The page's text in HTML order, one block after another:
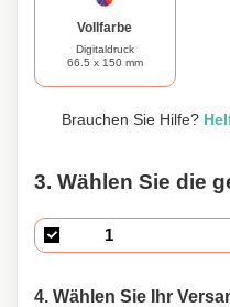
wird. Warum also warten?
überraschen Sie Ihre
anpassbaren Dextrose-
Vollfarbe
Digitaldruck
66.5 x 150 mm
Brauchen Sie Hilfe?
3. Wählen Sie die
4. Wählen Sie Ihr